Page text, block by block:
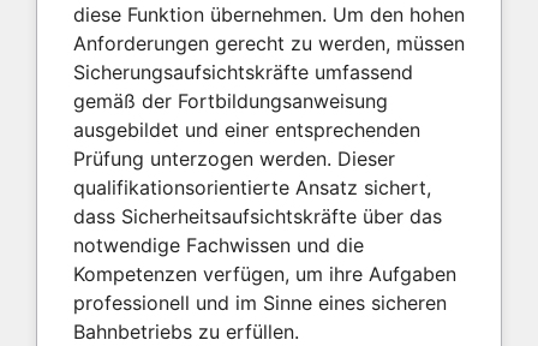
diese Funktion übernehmen. Um den hohen
Anforderungen gerecht zu werden, müssen
Sicherungsaufsichtskräfte umfassend
gemäß der Fortbildungsanweisung
ausgebildet und einer entsprechenden
Prüfung unterzogen werden. Dieser
qualifikationsorientierte Ansatz sichert,
dass Sicherheitsaufsichtskräfte über das
notwendige Fachwissen und die
Kompetenzen verfügen, um ihre Aufgaben
professionell und im Sinne eines sicheren
Bahnbetriebs zu erfüllen.